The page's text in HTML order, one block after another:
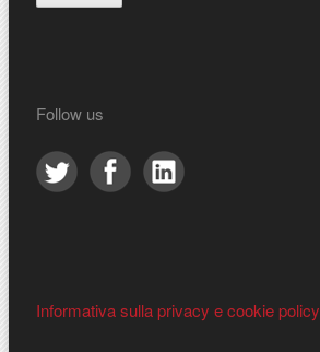
Follow us
Informativa sulla privacy e cookie policy